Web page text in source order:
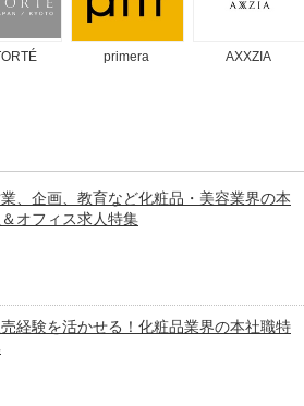
primera AXXZIA
、企画、教育など化粧品・美容業界の本
オフィス求人特集
経験を活かせる！化粧品業界の本社職特